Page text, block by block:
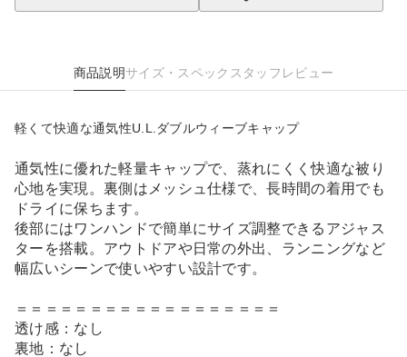
商品説明サイズ・スペック スタッフレビュー
軽くて快適な通気性U.L.ダブルウィーブキャップ
通気性に優れた軽量キャップで、蒸れにくく快適な被り
心地を実現。裏側はメッシュ仕様で、長時間の着用でも
ドライに保ちます。
後部にはワンハンドで簡単にサイズ調整できるアジャス
ターを搭載。アウトドアや日常の外出、ランニングなど
幅広いシーンで使いやすい設計です。
＝＝＝＝＝＝＝＝＝＝＝＝＝＝＝＝＝＝
透け感：なし
裏地：なし